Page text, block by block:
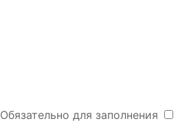
Обязательно для заполнения